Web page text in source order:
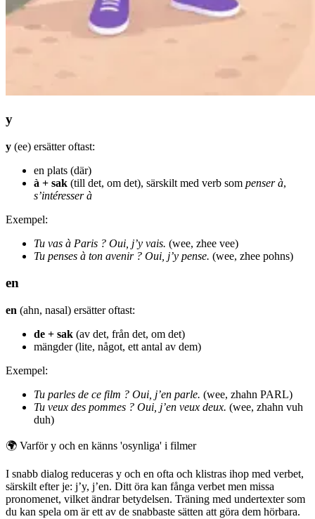
y
y (ee) ersätter oftast:
en plats (där)
à + sak (till det, om det), särskilt med verb som penser à,
s’intéresser à
Exempel:
Tu vas à Paris ? Oui, j’y vais. (wee, zhee vee)
Tu penses à ton avenir ? Oui, j’y pense. (wee, zhee pohns)
en
en (ahn, nasal) ersätter oftast:
de + sak (av det, från det, om det)
mängder (lite, något, ett antal av dem)
Exempel:
Tu parles de ce film ? Oui, j’en parle. (wee, zhahn PARL)
Tu veux des pommes ? Oui, j’en veux deux. (wee, zhahn vuh
duh)
🌍 Varför y och en känns 'osynliga' i filmer
I snabb dialog reduceras y och en ofta och klistras ihop med verbet,
särskilt efter je: j’y, j’en. Ditt öra kan fånga verbet men missa
pronomenet, vilket ändrar betydelsen. Träning med undertexter som
du kan spela om är ett av de snabbaste sätten att göra dem hörbara.